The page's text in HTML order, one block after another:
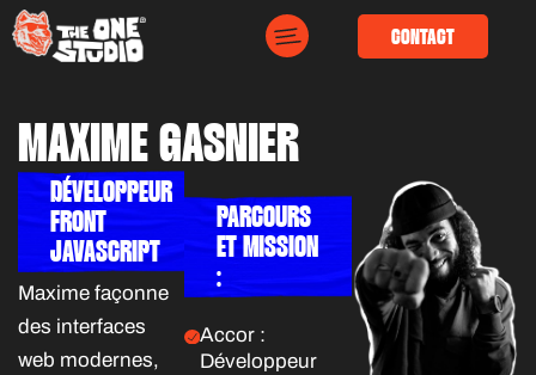
CONTACT
MAXIME GASNIER
DÉVELOPPEUR
FRONT
JAVASCRIPT
Maxime façonne
des interfaces
web modernes,
PARCOURS
ET MISSION
:
Accor :
Développeur